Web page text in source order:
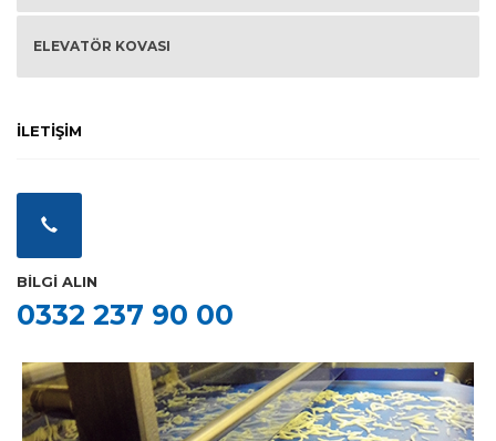
ELEVATÖR KOVASI
İLETİŞİM
BİLGİ ALIN
0332 237 90 00